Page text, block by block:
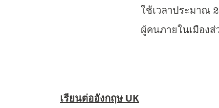
ใช้เวลาประมาณ
ผู้คนภายในเมือง
เรียนต่ออังกฤษ UK